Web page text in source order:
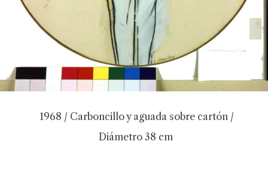
1968 / Carboncillo y aguada sobre cartón /
Diámetro 38 cm